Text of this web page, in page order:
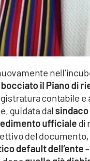
bocciato il Piano di
contabile
guidata dal
ufficiale di
del
default dell’ente